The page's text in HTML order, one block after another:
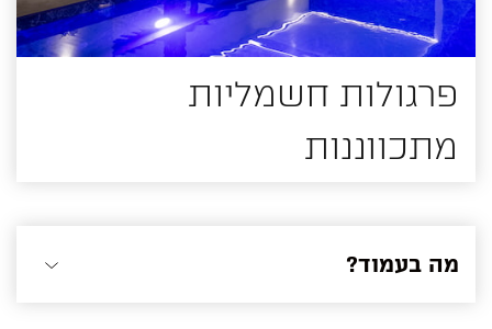
פרגולות חשמליות
מתכווננות
מה בעמוד?